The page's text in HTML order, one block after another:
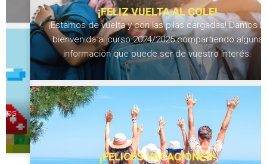
¡FELIZ VUELTA AL COLE!
¡Estamos de vuelta y con las pilas cargadas! Damos la
bienvenida al curso 2024/2025 compartiendo alguna
información que puede ser de vuestro interés.
¡FELICES VACACIONES!